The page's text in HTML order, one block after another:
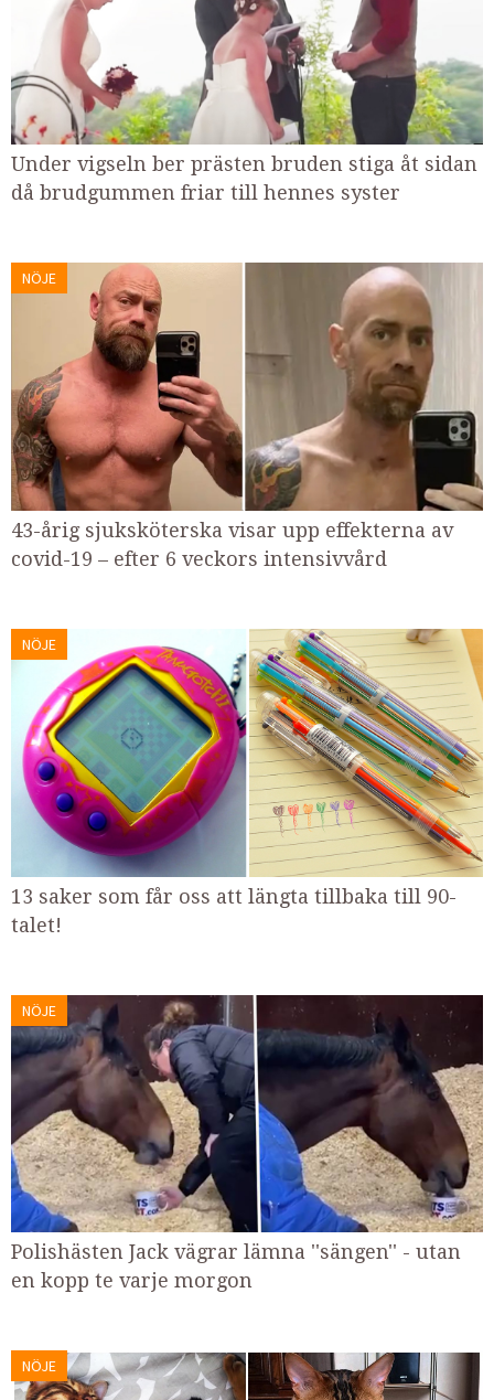
Under vigseln ber prästen bruden stiga åt sidan
då brudgummen friar till hennes syster
NÖJE
43-årig sjuksköterska visar upp effekterna av
covid-19 – efter 6 veckors intensivvård
NÖJE
13 saker som får oss att längta tillbaka till 90-
talet!
NÖJE
Polishästen Jack vägrar lämna ''sängen'' - utan
en kopp te varje morgon
NÖJE